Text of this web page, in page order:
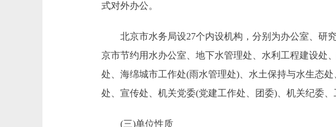
式对外办公。
北京市水务局设27个内设机构，分别为办公室、研
京市节约用水办公室、地下水管理处、水利工程建设处
处、海绵城市工作处(雨水管理处)、水土保持与水生态
处、宣传处、机关党委(党建工作处、团委)、机关纪委
(三)单位性质